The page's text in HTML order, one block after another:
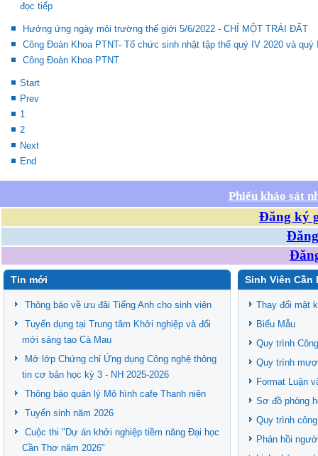
đọc tiếp
Hưởng ứng ngày môi trường thế giới 5/6/2022 - CHỈ MỘT TRÁI ĐẤT
Công Đoàn Khoa PTNT- Tổ chức sinh nhật tập thể quý IV 2020 và quý
Công Đoàn Khoa PTNT
Start
Prev
1
2
Next
End
Phiếu khảo sát
Đăng ký
Tin mới
Thông báo về ưu đãi Tiếng Anh cho sinh viên
Tuyển dụng tại Trung tâm Khởi nghiệp và đổi
mới sáng tạo Cà Mau
Mở lớp Chứng chỉ Ứng dụng Công nghệ thông
tin cơ bản học kỳ 3 - NH 2025-2026
Thông báo quản lý Mô hình cafe Thanh niên
Tuyển sinh năm 2026
Cuộc thi "Dự án khởi nghiệp tiềm năng Đại học
Cần Thơ năm 2026"
Sinh Viên Cần
Thay đổi mật
Biểu Mẫu
Quy trình
Quy trình
Format Luận
Sơ đồ phòng
Quy trình
Phản hồi